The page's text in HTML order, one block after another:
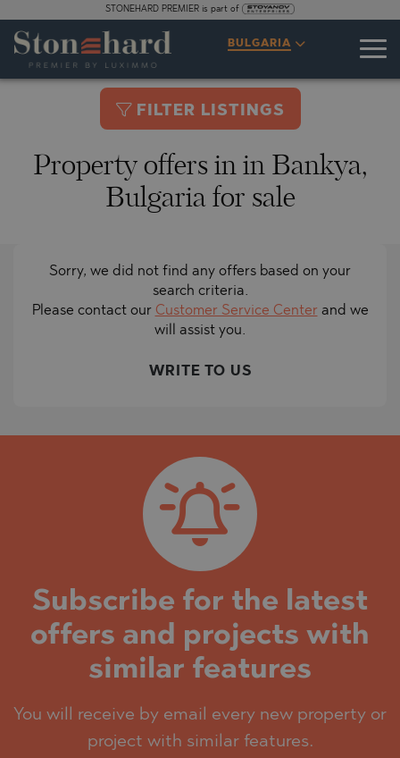
STONEHARD PREMIER is part of
BULGARIA
FILTER LISTINGS
Property offers in in Bankya,
Bulgaria for sale
Sorry, we did not find any offers based on your
search criteria.
Please contact our Customer Service Center and we
will assist you.
WRITE TO US
Subscribe for the latest
offers and projects with
similar features
You will receive by email every new property or
project with similar features.